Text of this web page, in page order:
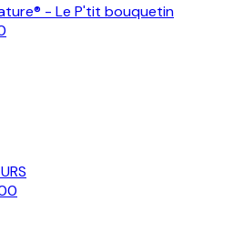
- Le P'tit bouquetin